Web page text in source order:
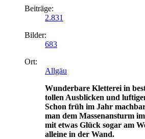
Beiträge:
2.831
Bilder:
683
Ort:
Allgäu
Wunderbare Kletterei in
tollen Ausblicken und
Schon früh im Jahr
man dem Massenansturm
mit etwas Glück sogar am
alleine in der Wand.